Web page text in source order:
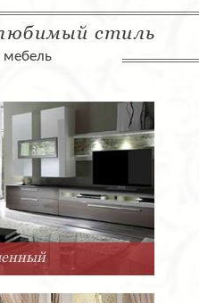
стиль
мебель